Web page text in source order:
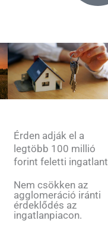
Érden adják el a
legtöbb 100 millió
forint feletti ingatlant
Nem csökken az
agglomeráció iránti
érdeklődés az
ingatlanpiacon.